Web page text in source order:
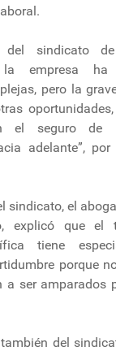
del sindicato de
la empresa ha
pero la
el seguro
adelante”,
sindicato, el
explicó que el
tiene
porque
a ser amparados
del